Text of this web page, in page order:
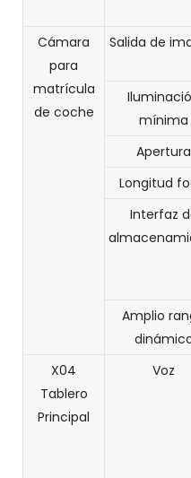
Cámara
para
matrícula
de coche
Salida de
mínima
Apertura
Longitud
Interfaz
Amplio
X04
Tablero
Principal
Voz